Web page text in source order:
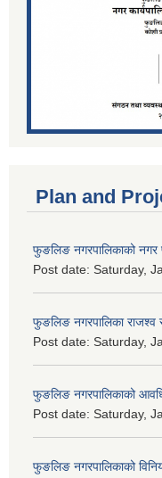
Plan and
फुङलिङ नगरपालिकाको नगर
Post date: Saturday,
फुङलिङ नगरपालिका राजश्व
Post date: Saturday,
फुङलिङ नगरपालिकाको
Post date: Saturday,
फुङलिङ नगरपालिकाको